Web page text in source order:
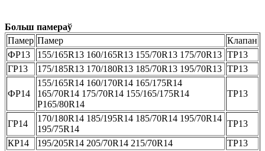
Больш памераў
Памер Памер
Клапан
ФР13
155/165R13 160/165R13 155/70R13 175/70R13 ТР13
ГР13
175/185R13 170/180R13 185/70R13 195/70R13 ТР13
ФР14
155/165R14 160/170R14 165/175R14
165/70R14 175/70R14 155/165/175R14
P165/80R14
ТР13
ГР14
170/180R14 185/195R14 185/70R14 195/70R14
195/75R14
ТР13
КР14
195/205R14 205/70R14 215/70R14
ТР13